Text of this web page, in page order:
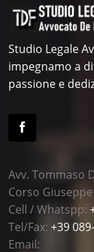
Studio Legale
impegnamo a
passione e
Avv. Tommaso
Corso
Cell / Whatspp:
Tel/Fax: +39
Email: